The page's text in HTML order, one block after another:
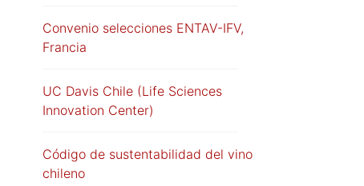
Convenio selecciones ENTAV-IFV,
Francia
UC Davis Chile (Life Sciences
Innovation Center)
Código de sustentabilidad del vino
chileno